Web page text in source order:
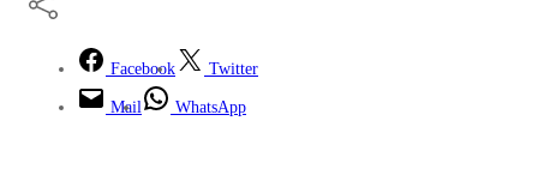
Facebook Twitter
Mail WhatsApp